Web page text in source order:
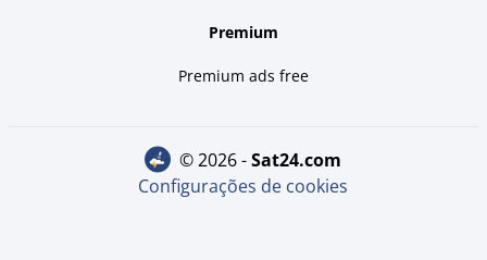
Premium
Premium ads free
© 2026 - sat24.com
Configurações de cookies